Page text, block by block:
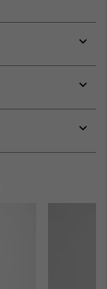
or
or
or